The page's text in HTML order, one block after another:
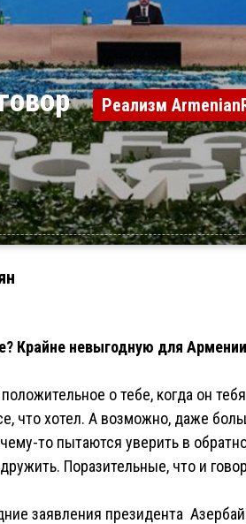
Реализм
Крайне невыгодную для
о тебе, когда он
что хотел. А возможно, даже
то пытаются уверить в
Поразительные, что и
заявления президента